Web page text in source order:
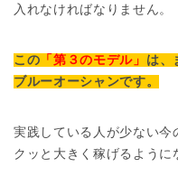
入れなければなりません。
この 「第３のモデル」 は、
ブルーオーシャンです。
実践している人が少ない
クッと大きく稼げるよう